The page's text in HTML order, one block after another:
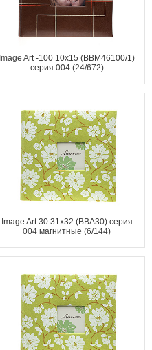
Image Art -100 10x15 (BBM46100/1)
серия 004 (24/672)
Image Art 30 31x32 (ВВА30) серия
004 магнитные (6/144)